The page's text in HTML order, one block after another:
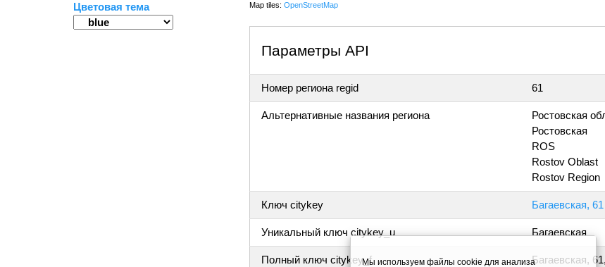
Цветовая тема Map tiles: OpenStreetMap
Параметры API
Номер региона regid 61
Альтернативные названия региона
Ростовская
Ростовская
ROS
Rostov Oblast
Rostov Region
Ключ citykey Багаевская, 61
Уникальный ключ citykey_u Багаевская
Полный ключ citykey_f Багаевская,
Мы используем файлы cookie для анализа